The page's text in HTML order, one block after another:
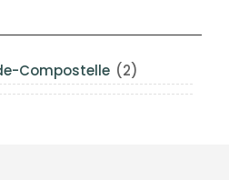
Compostelle (2)